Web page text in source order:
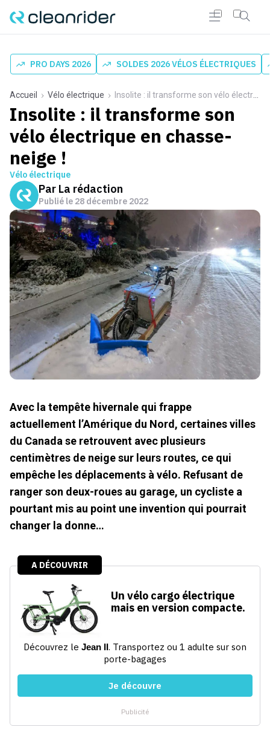
PRO DAYS 2026 SOLDES 2026 VÉLOS ÉLECTRIQUES
Accueil Vélo électrique Insolite : il transforme son vélo électrique en chasse-neige !
Insolite : il transforme son
vélo électrique en chasse-
neige !
Vélo électrique
Par La rédaction
Publié le 28 décembre 2022
Avec la tempête hivernale qui frappe
actuellement l’Amérique du Nord, certaines villes
du Canada se retrouvent avec plusieurs
centimètres de neige sur leurs routes, ce qui
empêche les déplacements à vélo. Refusant de
ranger son deux-roues au garage, un cycliste a
pourtant mis au point une invention qui pourrait
changer la donne…